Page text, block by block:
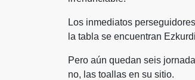
Los inmediatos
la tabla se encuentran
Pero aún quedan seis
no, las toallas en su sitio.